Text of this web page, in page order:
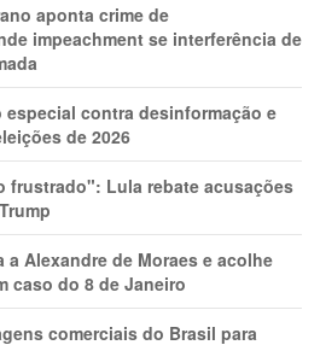
aponta crime de
impeachment se interferência de
especial contra desinformação e
de 2026
frustrado": Lula rebate acusações
a Alexandre de Moraes e acolhe
caso do 8 de Janeiro
comerciais do Brasil para